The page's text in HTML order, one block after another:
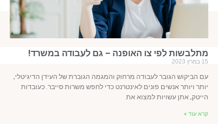
לפי צו האופנה – גם לעבודה במשרד!
הביקוש הגובר לעבודה מרחוק והמגמה הגוברת של העידן הדיגיטלי,
ויותר אנשים פונים לאינטרנט כדי לחפש משרות סייבר. כעובדות
אתן עשויות למצוא את
עוד »